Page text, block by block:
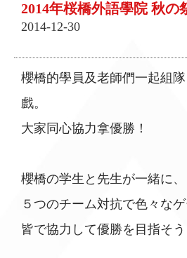
2014年桜橋外語學院 秋の
2014-12-30
櫻橋的學員及老師們一起組
戲。
大家同心協力拿優勝！
櫻橋の学生と先生が一緒に、
５つのチーム対抗で色々なゲ
皆で協力して優勝を目指そう